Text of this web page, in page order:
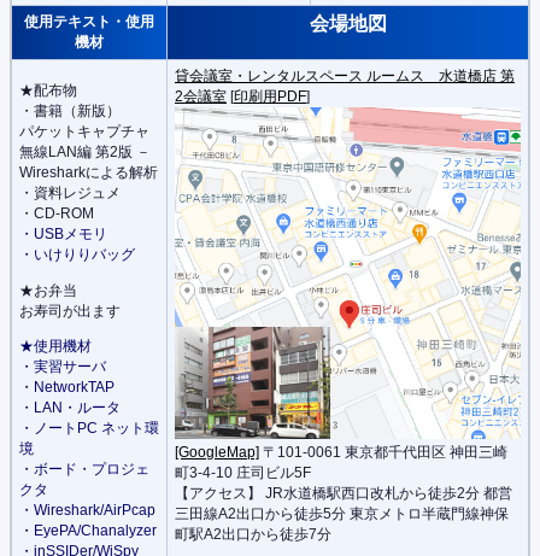
使用テキスト・使用
機材
会場地図
★配布物
・書籍（新版）
パケットキャプチャ
無線LAN編 第2版 －
Wiresharkによる解析
・資料レジュメ
・CD-ROM
・USBメモリ
・いけりりバッグ
★お弁当
お寿司が出ます
★使用機材
・実習サーバ
・NetworkTAP
・LAN・ルータ
・ノートPC ネット環
境
・ボード・プロジェ
クタ
・Wireshark/AirPcap
・EyePA/Chanalyzer
・inSSIDer/WiSpy
貸会議室・レンタルスペース ルームス 水道橋店 第
2会議室 [印刷用PDF]
[GoogleMap] 〒101-0061 東京都千代田区 神田三崎
町3-4-10 庄司ビル5F
【アクセス】 JR水道橋駅西口改札から徒歩2分 都営
三田線A2出口から徒歩5分 東京メトロ半蔵門線神保
町駅A2出口から徒歩7分